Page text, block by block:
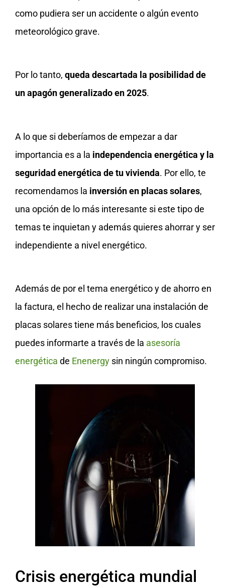
como pudiera ser un accidente o algún evento
meteorológico grave.
Por lo tanto, queda descartada la posibilidad de
un apagón generalizado en 2025.
A lo que si deberíamos de empezar a dar
importancia es a la independencia energética y la
seguridad energética de tu vivienda. Por ello, te
recomendamos la inversión en placas solares,
una opción de lo más interesante si este tipo de
temas te inquietan y además quieres ahorrar y ser
independiente a nivel energético.
Además de por el tema energético y de ahorro en
la factura, el hecho de realizar una instalación de
placas solares tiene más beneficios, los cuales
puedes informarte a través de la asesoría
energética de Enenergy sin ningún compromiso.
Crisis energética mundial